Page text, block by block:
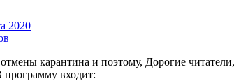
2020
карантина и поэтому, Дорогие
программу входит: